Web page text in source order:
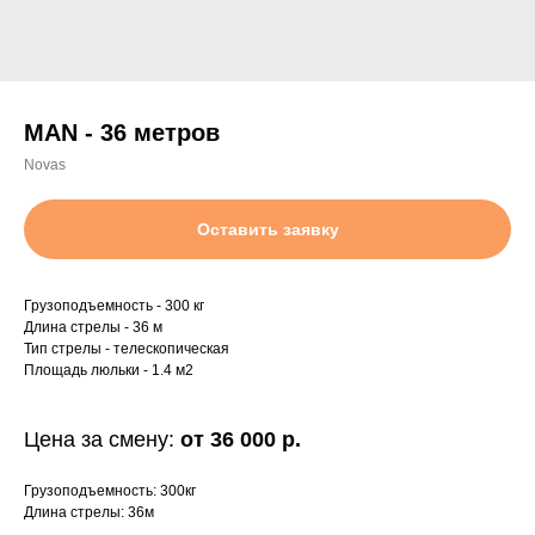
MAN - 36 метров
Novas
Оставить заявку
Грузоподъемность - 300 кг
Длина стрелы - 36 м
Тип стрелы - телескопическая
Площадь люльки - 1.4 м2
Цена за смену: от 36 000 р.
Грузоподъемность: 300кг
Длина стрелы: 36м